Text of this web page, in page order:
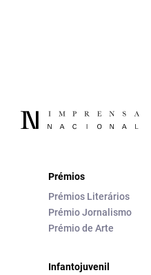
Prémios
Prémios Literários
Prémio Jornalismo
Prémio de Arte
Infantojuvenil